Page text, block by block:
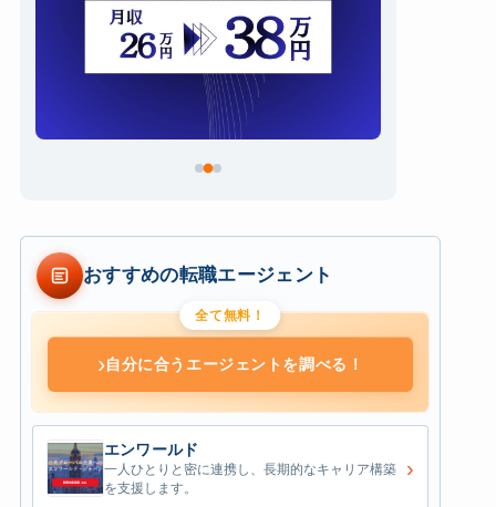
おすすめの転職エージェント
全て無料！
›自分に合うエージェントを調べる！
エンワールド
一人ひとりと密に連携し、長期的なキャリア構築
を支援します。
›